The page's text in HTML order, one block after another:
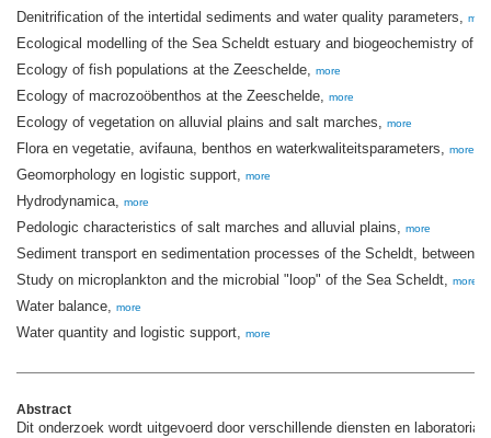
Denitrification of the intertidal sediments and water quality parameters,
Ecological modelling of the Sea Scheldt estuary and biogeochemistry of
Ecology of fish populations at the Zeeschelde, more
Ecology of macrozoöbenthos at the Zeeschelde, more
Ecology of vegetation on alluvial plains and salt marches, more
Flora en vegetatie, avifauna, benthos en waterkwaliteitsparameters, more
Geomorphology en logistic support, more
Hydrodynamica, more
Pedologic characteristics of salt marches and alluvial plains, more
Sediment transport en sedimentation processes of the Scheldt, between
Study on microplankton and the microbial "loop" of the Sea Scheldt, more
Water balance, more
Water quantity and logistic support, more
Abstract
Dit onderzoek wordt uitgevoerd door verschillende diensten en